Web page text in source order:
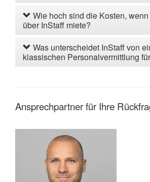
Wie hoch sind die Kosten,
über InStaff miete?
Was unterscheidet InStaff von
klassischen Personalvermittlung
Ansprechpartner für Ihre